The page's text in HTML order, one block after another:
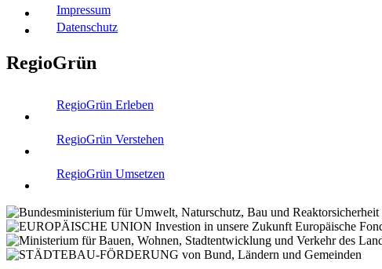
Impressum
Datenschutz
RegioGrün
RegioGrün Erleben
RegioGrün Verstehen
RegioGrün Umsetzen